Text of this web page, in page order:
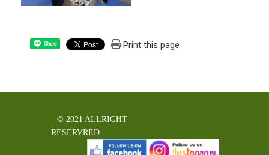
Share Print this page
© 2021 ALLRIGHT
RESERVRED